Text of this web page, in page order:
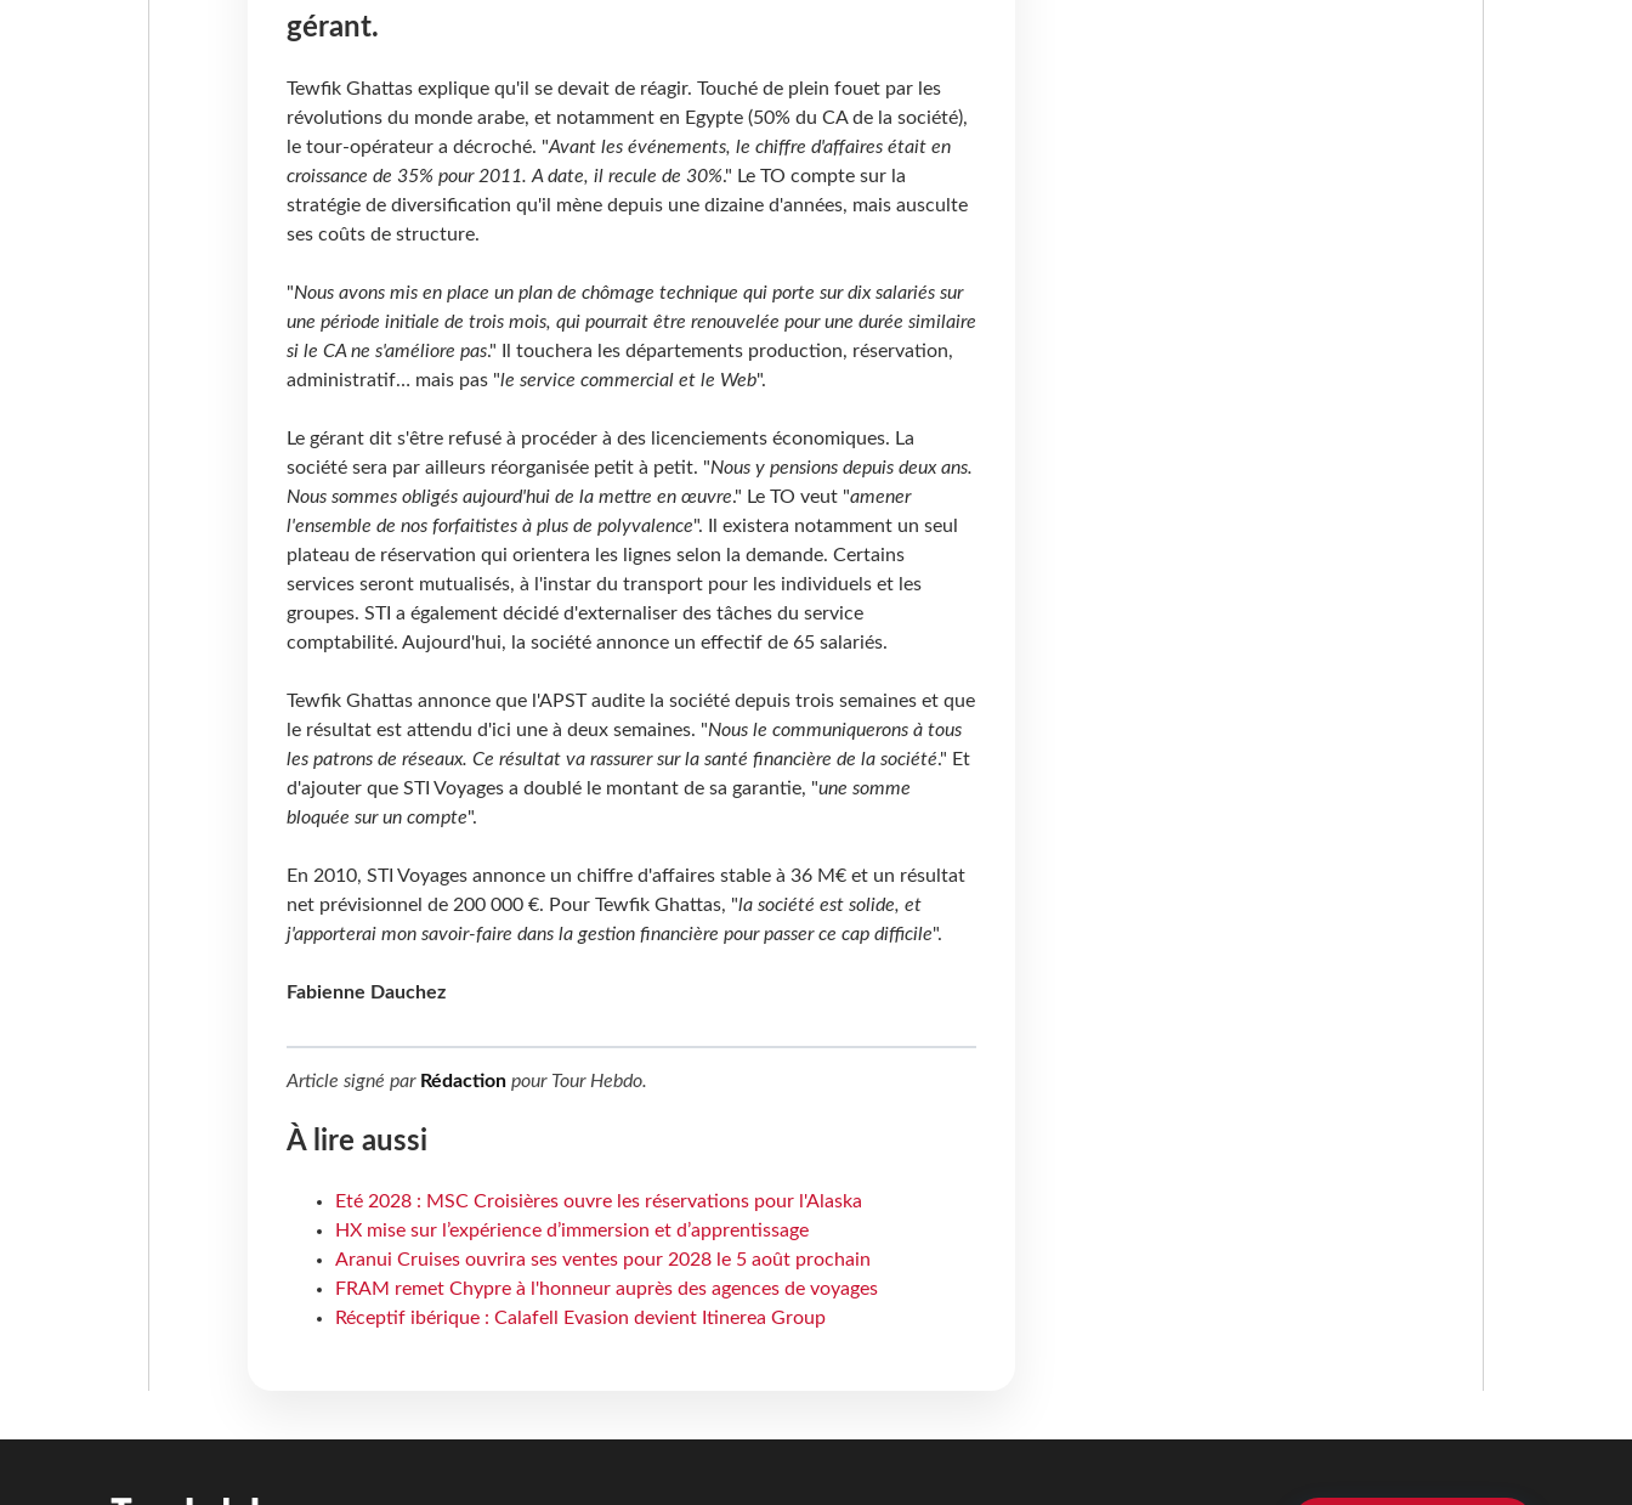
gérant.
Tewfik Ghattas explique qu'il se devait de réagir. Touché de plein fouet par les
révolutions du monde arabe, et notamment en Egypte (50% du CA de la société),
le tour-opérateur a décroché. "Avant les événements, le chiffre d'affaires était en
croissance de 35% pour 2011. A date, il recule de 30%." Le TO compte sur la
stratégie de diversification qu'il mène depuis une dizaine d'années, mais ausculte
ses coûts de structure.
"Nous avons mis en place un plan de chômage technique qui porte sur dix salariés sur
une période initiale de trois mois, qui pourrait être renouvelée pour une durée similaire
si le CA ne s'améliore pas." Il touchera les départements production, réservation,
administratif… mais pas "le service commercial et le Web".
Le gérant dit s'être refusé à procéder à des licenciements économiques. La
société sera par ailleurs réorganisée petit à petit. "Nous y pensions depuis deux ans.
Nous sommes obligés aujourd'hui de la mettre en œuvre." Le TO veut "amener
l'ensemble de nos forfaitistes à plus de polyvalence". Il existera notamment un seul
plateau de réservation qui orientera les lignes selon la demande. Certains
services seront mutualisés, à l'instar du transport pour les individuels et les
groupes. STI a également décidé d'externaliser des tâches du service
comptabilité. Aujourd'hui, la société annonce un effectif de 65 salariés.
Tewfik Ghattas annonce que l'APST audite la société depuis trois semaines et que
le résultat est attendu d'ici une à deux semaines. "Nous le communiquerons à tous
les patrons de réseaux. Ce résultat va rassurer sur la santé financière de la société." Et
d'ajouter que STI Voyages a doublé le montant de sa garantie, "une somme
bloquée sur un compte".
En 2010, STI Voyages annonce un chiffre d'affaires stable à 36 M€ et un résultat
net prévisionnel de 200 000 €. Pour Tewfik Ghattas, "la société est solide, et
j'apporterai mon savoir-faire dans la gestion financière pour passer ce cap difficile".
Fabienne Dauchez
Article signé par Rédactionpour Tour Hebdo.
À lire aussi
Eté 2028 : MSC Croisières ouvre les réservations pour l'Alaska
HX mise sur l’expérience d’immersion et d’apprentissage
Aranui Cruises ouvrira ses ventes pour 2028 le 5 août prochain
FRAM remet Chypre à l'honneur auprès des agences de voyages
Réceptif ibérique : Calafell Evasion devient Itinerea Group